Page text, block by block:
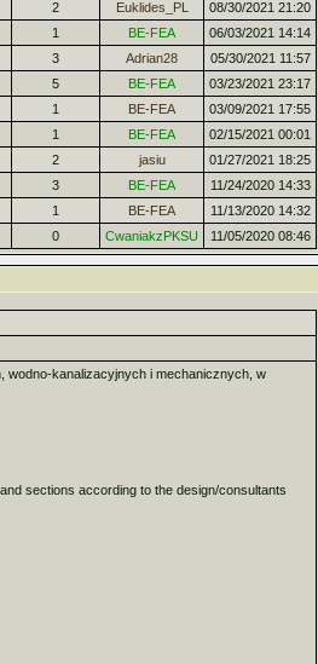
2 Euklides_PL
08/30/2021 21:20
1
BE-FEA
06/03/2021 14:14
3
Adrian28
05/30/2021 11:57
5
BE-FEA
03/23/2021 23:17
1
BE-FEA
03/09/2021 17:55
1
BE-FEA
02/15/2021 00:01
2
jasiu
01/27/2021 18:25
3
BE-FEA
11/24/2020 14:33
1
BE-FEA
11/13/2020 14:32
0
CwaniakzPKSU 11/05/2020 08:46
wodno-kanalizacyjnych i mechanicznych, w
sections according to the design/consultants